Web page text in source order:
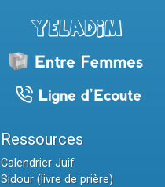
Ressources
Calendrier Juif
Sidour (livre de prière)